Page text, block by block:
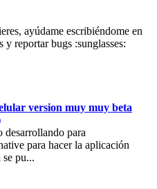
ayúdame escribiéndome en
y reportar bugs :sunglasses:
version muy muy beta
desarrollando para
para hacer la aplicación
pu...